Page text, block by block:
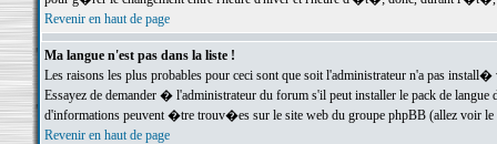
Revenir en haut de page
Ma langue n'est pas dans la liste !
Les raisons les plus probables pour ceci sont que soit l'administrateur n'a pas
Essayez de demander � l'administrateur du forum s'il peut installer le pack de
d'informations peuvent �tre trouv�es sur le site web du groupe phpBB (allez voir le
Revenir en haut de page